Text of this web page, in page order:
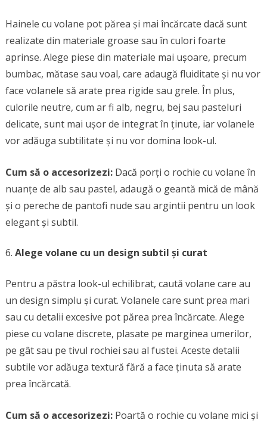
Hainele cu volane pot părea și mai încărcate dacă sunt
realizate din materiale groase sau în culori foarte
aprinse. Alege piese din materiale mai ușoare, precum
bumbac, mătase sau voal, care adaugă fluiditate și nu vor
face volanele să arate prea rigide sau grele. În plus,
culorile neutre, cum ar fi alb, negru, bej sau pasteluri
delicate, sunt mai ușor de integrat în ținute, iar volanele
vor adăuga subtilitate și nu vor domina look-ul.
Cum să o accesorizezi:Dacă porți o rochie cu volane în
nuanțe de alb sau pastel, adaugă o geantă mică de mână
și o pereche de pantofi nude sau argintii pentru un look
elegant și subtil.
Alege volane cu un design subtil și curat
Pentru a păstra look-ul echilibrat, caută volane care au
un design simplu și curat. Volanele care sunt prea mari
sau cu detalii excesive pot părea prea încărcate. Alege
piese cu volane discrete, plasate pe marginea umerilor,
pe gât sau pe tivul rochiei sau al fustei. Aceste detalii
subtile vor adăuga textură fără a face ținuta să arate
prea încărcată.
Cum să o accesorizezi:Poartă o rochie cu volane mici și